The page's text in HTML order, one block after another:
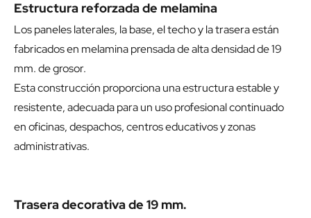
Estructura reforzada de melamina
Los paneles laterales, la base, el techo y la trasera están
fabricados en melamina prensada de alta densidad de 19
mm. de grosor.
Esta construcción proporciona una estructura estable y
resistente, adecuada para un uso profesional continuado
en oficinas, despachos, centros educativos y zonas
administrativas.
Trasera decorativa de 19 mm.